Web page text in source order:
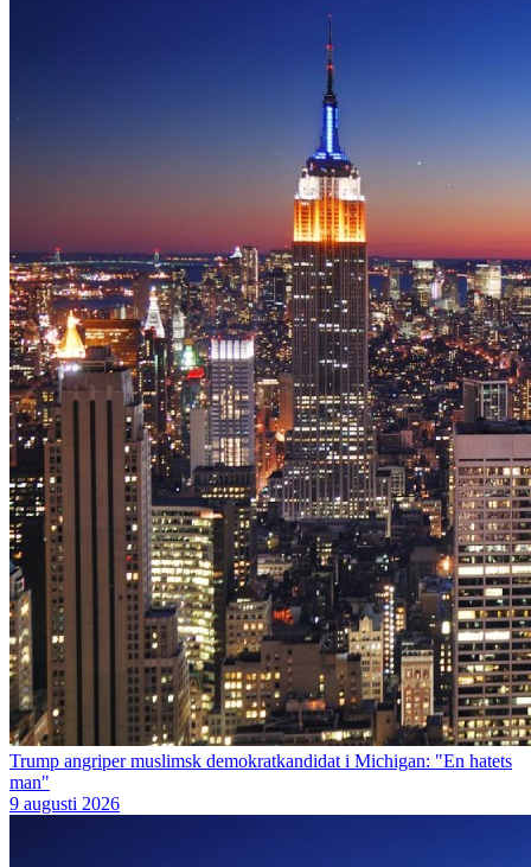
Trump angriper muslimsk demokratkandidat i Michigan: "En hatets
man"
9 augusti 2026